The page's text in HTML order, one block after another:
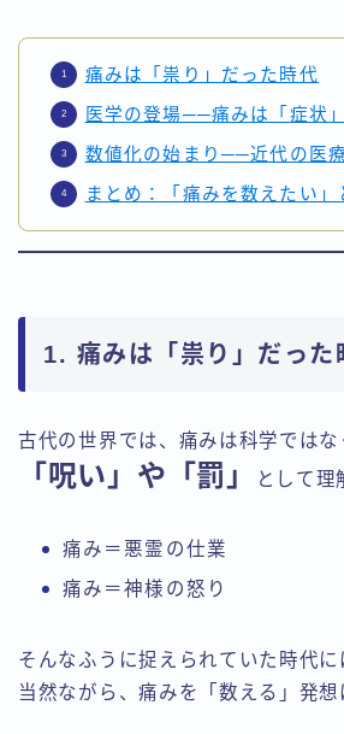
痛みは「祟り」だった時代
医学の登場──痛みは「症状
数値化の始まり──近代の医
まとめ：「痛みを数えたい」
1. 痛みは「祟り」だった
古代の世界では、痛みは科学ではな
「呪い」や「罰」 として理
痛み＝悪霊の仕業
痛み＝神様の怒り
そんなふうに捉えられていた時代に
当然ながら、痛みを「数える」発想